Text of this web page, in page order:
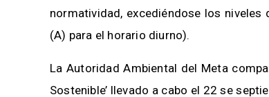
normatividad, excediéndose los
(A) para el horario diurno).
La Autoridad Ambiental del Meta
Sostenible’ llevado a cabo el 22 se